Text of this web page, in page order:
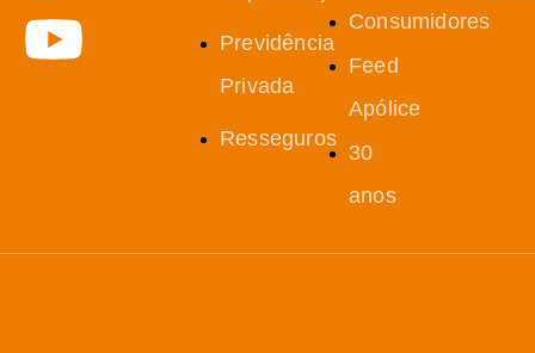
Previdência
Privada
Resseguros
Consumidores
Feed
Apólice
30
anos